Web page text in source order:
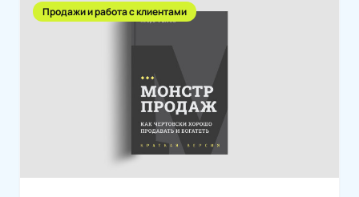
Продажи и работа с клиентами